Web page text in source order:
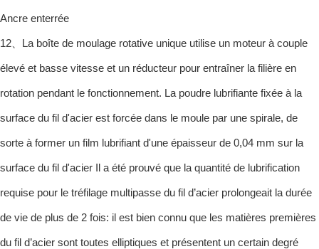
Ancre enterrée
12、La boîte de moulage rotative unique utilise un moteur à couple
élevé et basse vitesse et un réducteur pour entraîner la filière en
rotation pendant le fonctionnement. La poudre lubrifiante fixée à la
surface du fil d'acier est forcée dans le moule par une spirale, de
sorte à former un film lubrifiant d'une épaisseur de 0,04 mm sur la
surface du fil d'acier Il a été prouvé que la quantité de lubrification
requise pour le tréfilage multipasse du fil d’acier prolongeait la durée
de vie de plus de 2 fois: il est bien connu que les matières premières
du fil d’acier sont toutes elliptiques et présentent un certain degré